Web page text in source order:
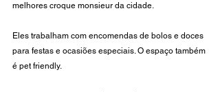
melhores croque monsieur da cidade.
Eles trabalham com encomendas de bolos e doces
para festas e ocasiões especiais. O espaço também
é pet friendly.